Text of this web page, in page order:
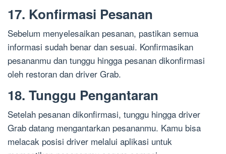
17. Konfirmasi Pesanan
Sebelum menyelesaikan pesanan, pastikan semua
informasi sudah benar dan sesuai. Konfirmasikan
pesananmu dan tunggu hingga pesanan dikonfirmasi
oleh restoran dan driver Grab.
18. Tunggu Pengantaran
Setelah pesanan dikonfirmasi, tunggu hingga driver
Grab datang mengantarkan pesananmu. Kamu bisa
melacak posisi driver melalui aplikasi untuk